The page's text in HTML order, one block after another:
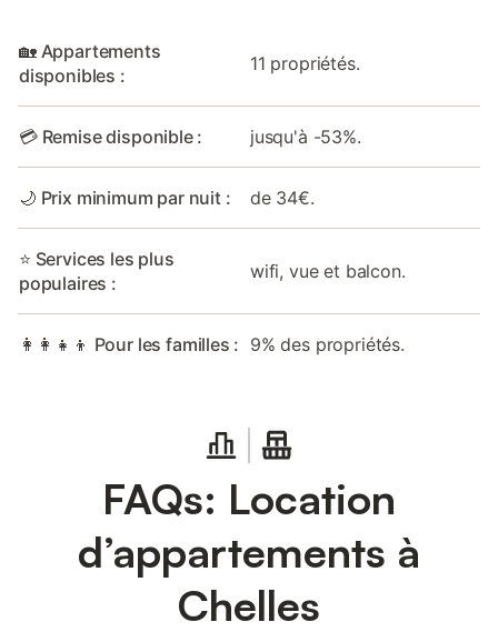
🏡 Appartements
disponibles :
11 propriétés.
💳 Remise disponible : jusqu'à -53%.
🌙 Prix minimum par nuit : de 34€.
⭐ Services les plus
populaires :
wifi, vue et balcon.
👩‍👩‍👧‍👦 Pour les familles : 9% des propriétés.
FAQs: Location
d’appartements à
Chelles